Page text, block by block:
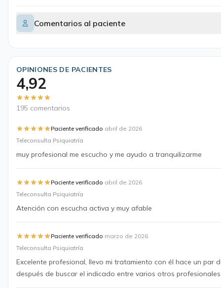
Comentarios al paciente
OPINIONES DE PACIENTES
4,92
195 comentarios
Paciente verificado·abril de 2026
Teleconsulta Psiquiatría
muy profesional me escucho y me ayudo a tranquilizarme
Paciente verificado·abril de 2026
Teleconsulta Psiquiatría
Atención con escucha activa y muy afable
Paciente verificado·marzo de 2026
Teleconsulta Psiquiatría
Excelente profesional, llevo mi tratamiento con él hace un par
después de buscar el indicado entre varios otros